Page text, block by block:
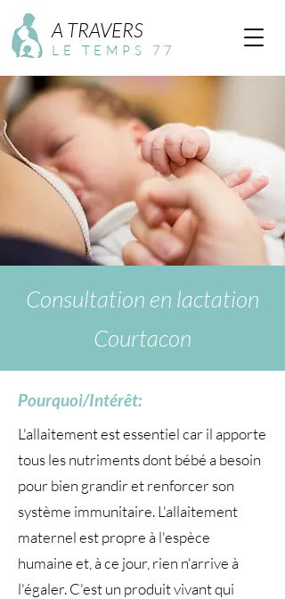
LE TEMPS 77
A TRAVERS
Consultation en lactation
Courtacon
Pourquoi/Intérêt:
L'allaitement est essentiel car il apporte
tous les nutriments dont bébé a besoin
pour bien grandir et renforcer son
système immunitaire. L'allaitement
maternel est propre à l'espèce
humaine et, à ce jour, rien n'arrive à
l'égaler. C'est un produit vivant qui